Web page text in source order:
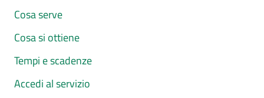
Cosa serve
Cosa si ottiene
Tempi e scadenze
Accedi al servizio